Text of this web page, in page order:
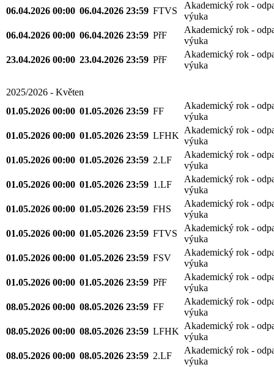
06.04.2026 00:00 06.04.2026 23:59 FTVS
Akademický rok -
výuka
06.04.2026 00:00 06.04.2026 23:59 PřF
Akademický rok -
výuka
23.04.2026 00:00 23.04.2026 23:59 PřF
Akademický rok -
výuka
2025/2026 - Květen
01.05.2026 00:00 01.05.2026 23:59 FF
Akademický rok -
výuka
01.05.2026 00:00 01.05.2026 23:59 LFHK
Akademický rok -
výuka
01.05.2026 00:00 01.05.2026 23:59 2.LF
Akademický rok -
výuka
01.05.2026 00:00 01.05.2026 23:59 1.LF
Akademický rok -
výuka
01.05.2026 00:00 01.05.2026 23:59 FHS
Akademický rok -
výuka
01.05.2026 00:00 01.05.2026 23:59 FTVS
Akademický rok -
výuka
01.05.2026 00:00 01.05.2026 23:59 FSV
Akademický rok -
výuka
01.05.2026 00:00 01.05.2026 23:59 PřF
Akademický rok -
výuka
08.05.2026 00:00 08.05.2026 23:59 FF
Akademický rok -
výuka
08.05.2026 00:00 08.05.2026 23:59 LFHK
Akademický rok -
výuka
08.05.2026 00:00 08.05.2026 23:59 2.LF
Akademický rok -
výuka